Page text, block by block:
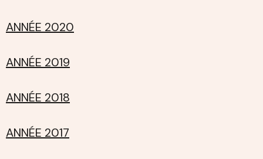
ANNÉE 2020
ANNÉE 2019
ANNÉE 2018
ANNÉE 2017